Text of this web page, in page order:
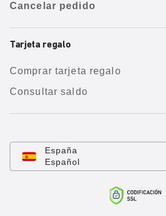
Cancelar pedido
Tarjeta regalo
Comprar tarjeta regalo
Consultar saldo
España
Español